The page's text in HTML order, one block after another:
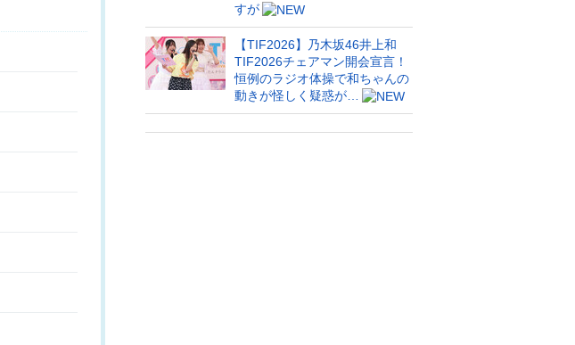
すが
【TIF2026】乃木坂46井上和
TIF2026チェアマン開会宣言！
恒例のラジオ体操で和ちゃんの
動きが怪しく疑惑が…